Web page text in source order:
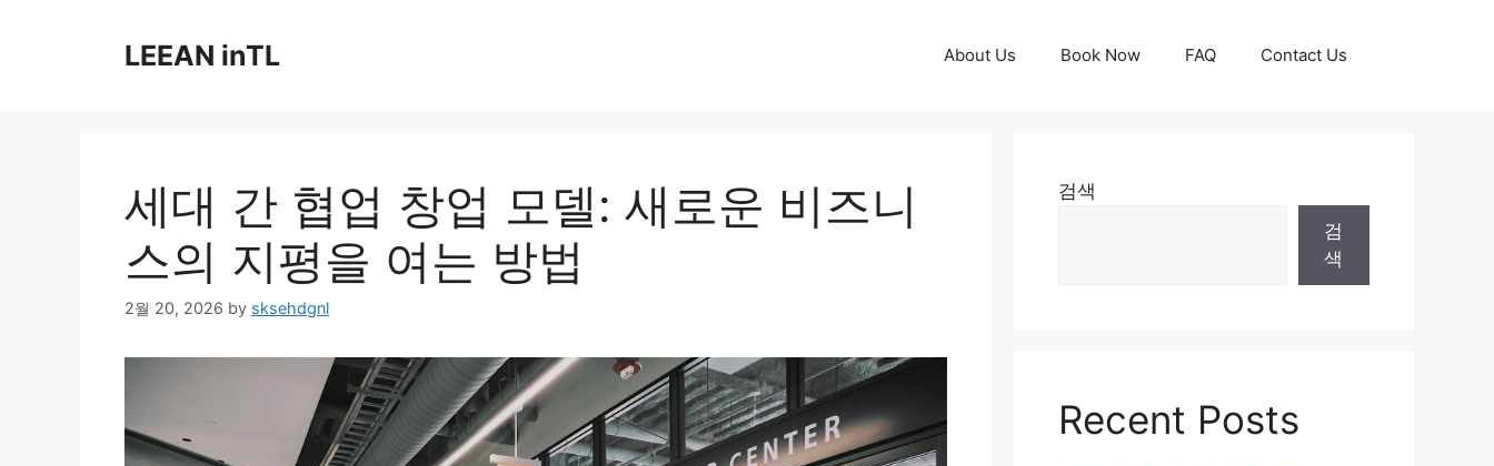
LEEAN inTL About Us Book Now FAQ Contact Us
세대 간 협업 창업 모델: 새로운 비즈니
스의 지평을 여는 방법
2월 20, 2026 by sksehdgnl
검색
검
색
Recent Posts